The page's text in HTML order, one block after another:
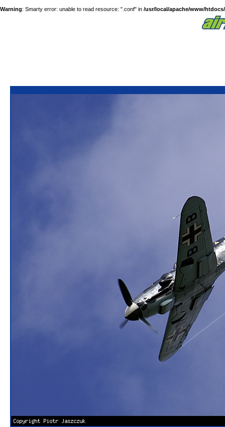
Warning: Smarty error: unable to read resource: ".conf" in /usr/local/apache/www/